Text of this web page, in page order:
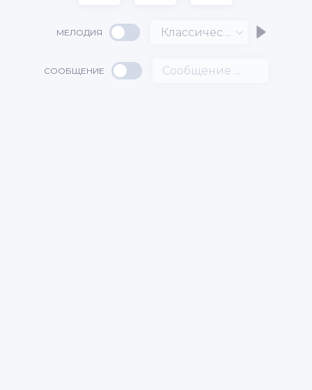
МЕЛОДИЯ Классический
СООБЩЕНИЕ